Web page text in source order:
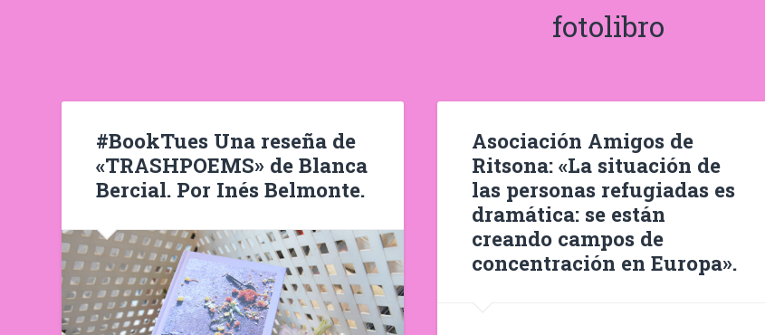
fotolibro
#BookTues Una reseña de
«TRASHPOEMS» de Blanca
Bercial. Por Inés Belmonte.
Asociación Amigos de
Ritsona: «La situación de
las personas refugiadas es
dramática: se están
creando campos de
concentración en Europa».